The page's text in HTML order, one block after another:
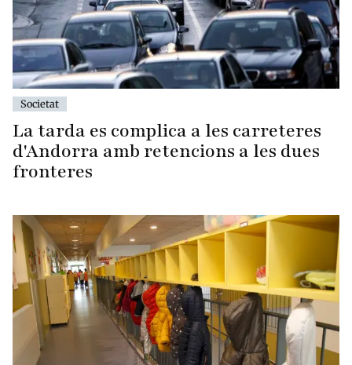
Societat
La tarda es complica a les carreteres
d'Andorra amb retencions a les dues
fronteres